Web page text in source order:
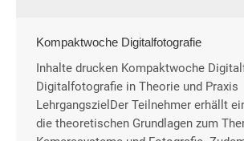
Kompaktwoche Digitalfotografie
Inhalte drucken Kompaktwoche
Digitalfotografie in Theorie und Praxis
LehrgangszielDer Teilnehmer erhällt
die theoretischen Grundlagen zum